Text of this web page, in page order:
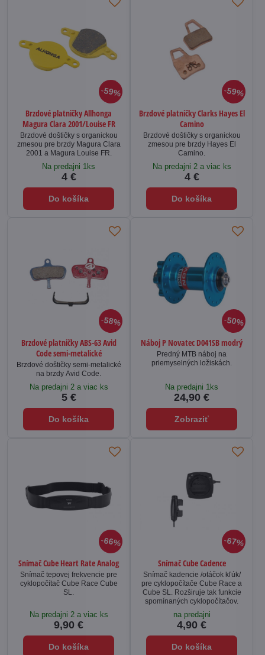
59%
Brzdové platničky Allhonga
Magura Clara 2001/Louise FR
Brzdové doštičky s organickou
zmesou pre brzdy Magura Clara
2001 a Magura Louise FR.
Na predajni 1ks
4 €
Do košíka
59%
Brzdové platničky Clarks Hayes El
Camino
Brzdové doštičky s organickou
zmesou pre brzdy Hayes El
Camino.
Na predajni 2 a viac ks
4 €
Do košíka
58%
Brzdové platničky ABS-63 Avid
Code semi-metalické
Brzdové doštičky semi-metalické
na brzdy Avid Code.
Na predajni 2 a viac ks
5 €
Do košíka
50%
Náboj P Novatec D041SB modrý
Predný MTB náboj na
priemyselných ložiskách.
Na predajni 1ks
24,90 €
Zobraziť
66%
Snímač Cube Heart Rate Analog
Snímač tepovej frekvencie pre
cyklopočítač Cube Race Cube
SL.
Na predajni 2 a viac ks
9,90 €
Do košíka
67%
Snímač Cube Cadence
Snímač kadencie /otáčok kľúk/
pre cyklopočítače Cube Race a
Cube SL. Rozširuje tak funkcie
spomínaných cyklopočítačov.
na predajni
4,90 €
Do košíka